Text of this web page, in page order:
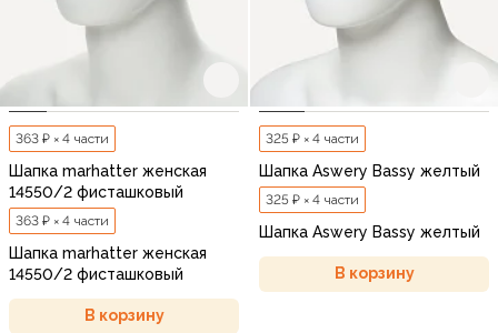
363 ₽ × 4 части
Шапка marhatter женская
14550/2 фисташковый
363 ₽ × 4 части
Шапка marhatter женская
14550/2 фисташковый
В корзину
325 ₽ × 4 части
Шапка Aswery Bassy желтый
325 ₽ × 4 части
Шапка Aswery Bassy желтый
В корзину